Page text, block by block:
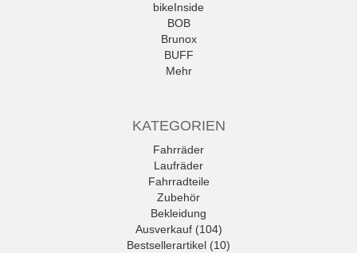
bikeInside
BOB
Brunox
BUFF
Mehr
KATEGORIEN
Fahrräder
Laufräder
Fahrradteile
Zubehör
Bekleidung
Ausverkauf (104)
Bestsellerartikel (10)